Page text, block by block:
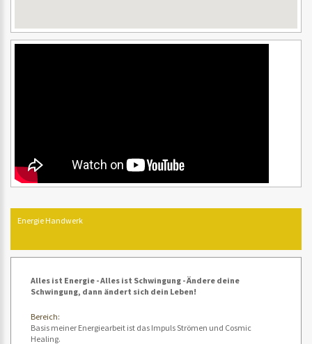
Energie Handwerk
Alles ist Energie - Alles ist Schwingung - Ändere deine
Schwingung, dann ändert sich dein Leben!
Bereich:
Basis meiner Energiearbeit ist das Impuls Strömen und Cosmic
Healing.